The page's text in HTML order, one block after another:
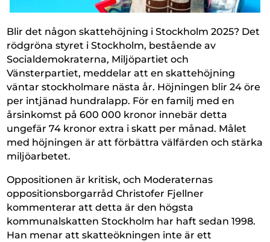
Blir det någon skattehöjning i Stockholm 2025? Det
rödgröna styret i Stockholm, bestående av
Socialdemokraterna, Miljöpartiet och
Vänsterpartiet, meddelar att en skattehöjning
väntar stockholmare nästa år. Höjningen blir 24 öre
per intjänad hundralapp. För en familj med en
årsinkomst på 600 000 kronor innebär detta
ungefär 74 kronor extra i skatt per månad. Målet
med höjningen är att förbättra välfärden och stärka
miljöarbetet.
Oppositionen är kritisk, och Moderaternas
oppositionsborgarråd Christofer Fjellner
kommenterar att detta är den högsta
kommunalskatten Stockholm har haft sedan 1998.
Han menar att skatteökningen inte är ett